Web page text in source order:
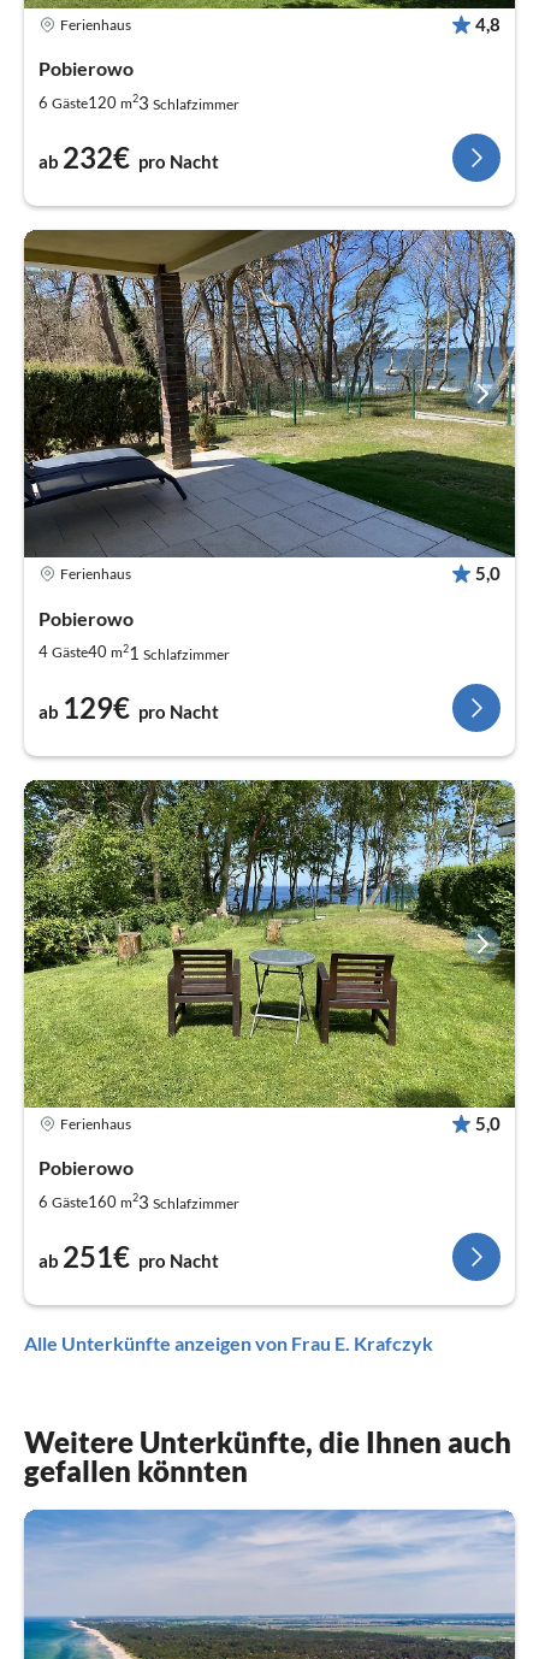
Ferienhaus 4,8
Pobierowo
6 Gäste120 m23 Schlafzimmer
ab 232€ pro Nacht
Ferienhaus 5,0
Pobierowo
4 Gäste40 m21 Schlafzimmer
ab 129€ pro Nacht
Ferienhaus 5,0
Pobierowo
6 Gäste160 m23 Schlafzimmer
ab 251€ pro Nacht
Alle Unterkünfte anzeigen von Frau E. Krafczyk
Weitere Unterkünfte, die Ihnen auch
gefallen könnten